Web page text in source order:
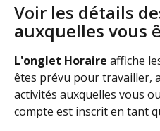
Voir les détails
auxquelles vous
L'onglet Horaire affiche
êtes prévu pour travailler,
activités auxquelles vous
compte est inscrit en tant